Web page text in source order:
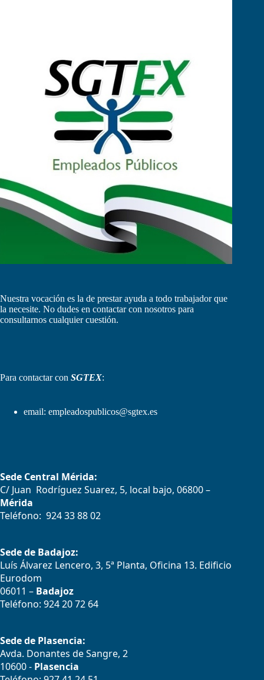
Nuestra vocación es la de prestar ayuda a todo trabajador que
la necesite. No dudes en contactar con nosotros para
consultarnos cualquier cuestión.
Para contactar con SGTEX:
email: empleadospublicos@sgtex.es
Sede Central Mérida:
C/ Juan Rodríguez Suarez, 5, local bajo, 06800 –
Mérida
Teléfono: 924 33 88 02
Sede de Badajoz:
Luís Álvarez Lencero, 3, 5ª Planta, Oficina 13. Edificio
Eurodom
06011 – Badajoz
Teléfono: 924 20 72 64
Sede de Plasencia:
Avda. Donantes de Sangre, 2
10600 - Plasencia